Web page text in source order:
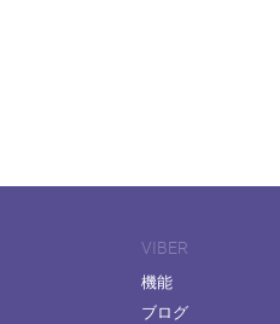
VIBER
機能
ブログ